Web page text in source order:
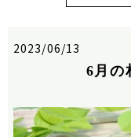
2023/06/13
6月の